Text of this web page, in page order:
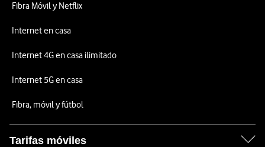
Fibra Móvil y Netflix
Internet en casa
Internet 4G en casa ilimitado
Internet 5G en casa
Fibra, móvil y fútbol
Tarifas móviles